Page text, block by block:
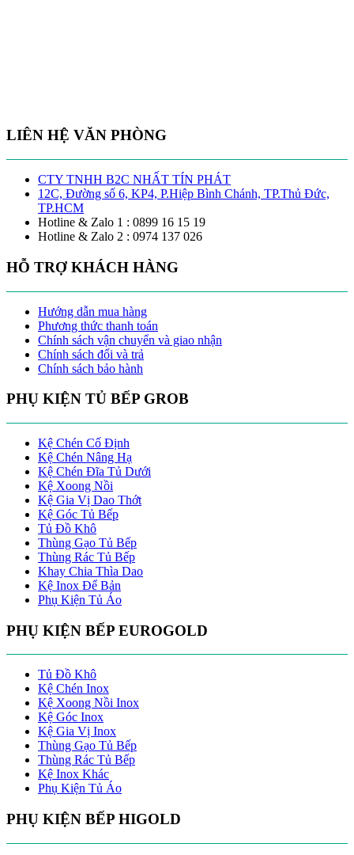
LIÊN HỆ VĂN PHÒNG
CTY TNHH B2C NHẤT TÍN PHÁT
12C, Đường số 6, KP4, P.Hiệp Bình Chánh, TP.Thủ Đức,
TP.HCM
Hotline & Zalo 1 : 0899 16 15 19
Hotline & Zalo 2 : 0974 137 026
HỖ TRỢ KHÁCH HÀNG
Hướng dẫn mua hàng
Phương thức thanh toán
Chính sách vận chuyển và giao nhận
Chính sách đổi và trả
Chính sách bảo hành
PHỤ KIỆN TỦ BẾP GROB
Kệ Chén Cố Định
Kệ Chén Nâng Hạ
Kệ Chén Đĩa Tủ Dưới
Kệ Xoong Nồi
Kệ Gia Vị Dao Thớt
Kệ Góc Tủ Bếp
Tủ Đồ Khô
Thùng Gạo Tủ Bếp
Thùng Rác Tủ Bếp
Khay Chia Thìa Dao
Kệ Inox Để Bản
Phụ Kiện Tủ Áo
PHỤ KIỆN BẾP EUROGOLD
Tủ Đồ Khô
Kệ Chén Inox
Kệ Xoong Nồi Inox
Kệ Góc Inox
Kệ Gia Vị Inox
Thùng Gạo Tủ Bếp
Thùng Rác Tủ Bếp
Kệ Inox Khác
Phụ Kiện Tủ Áo
PHỤ KIỆN BẾP HIGOLD